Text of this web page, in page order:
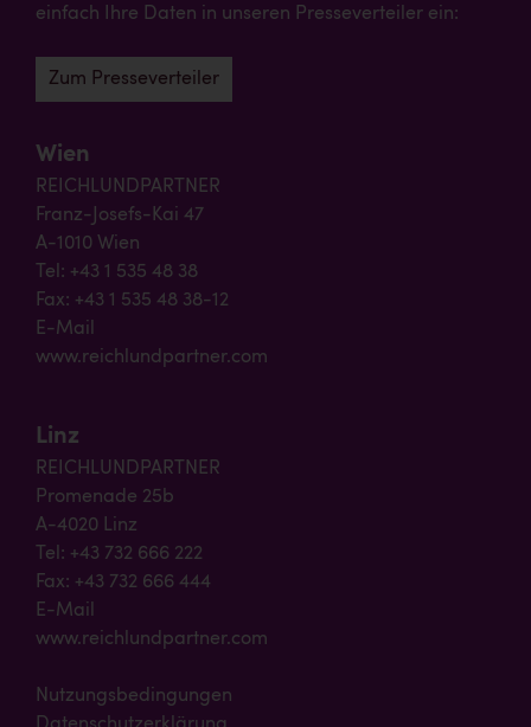
einfach Ihre Daten in unseren Presseverteiler ein:
Zum Presseverteiler
Wien
REICHLUNDPARTNER
Franz-Josefs-Kai 47
A-1010 Wien
Tel: +43 1 535 48 38
Fax: +43 1 535 48 38-12
E-Mail
www.reichlundpartner.com
Linz
REICHLUNDPARTNER
Promenade 25b
A-4020 Linz
Tel: +43 732 666 222
Fax: +43 732 666 444
E-Mail
www.reichlundpartner.com
Nutzungsbedingungen